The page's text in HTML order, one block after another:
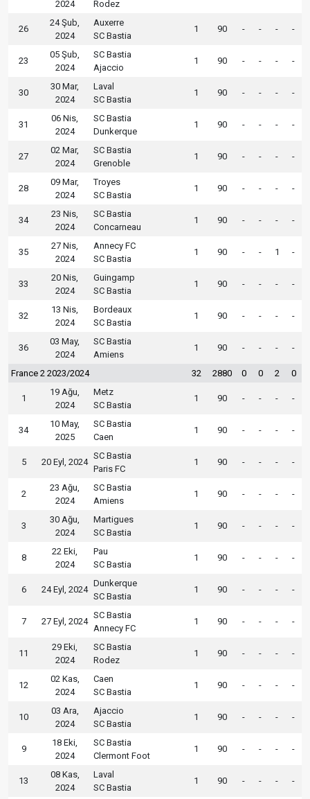
2024 Rodez
26
24 Şub,
2024
Auxerre
SC Bastia
1 90 - - - -
23
05 Şub,
2024
SC Bastia
Ajaccio
1 90 - - - -
30
30 Mar,
2024
Laval
SC Bastia
1 90 - - - -
31
06 Nis,
2024
SC Bastia
Dunkerque
1 90 - - - -
27
02 Mar,
2024
SC Bastia
Grenoble
1 90 - - - -
28
09 Mar,
2024
Troyes
SC Bastia
1 90 - - - -
34
23 Nis,
2024
SC Bastia
Concarneau
1 90 - - - -
35
27 Nis,
2024
Annecy FC
SC Bastia
1 90 - - 1 -
33
20 Nis,
2024
Guingamp
SC Bastia
1 90 - - - -
32
13 Nis,
2024
Bordeaux
SC Bastia
1 90 - - - -
36
03 May,
2024
SC Bastia
Amiens
1 90 - - - -
France 2 2023/2024 32 2880 0 0 2 0
1
19 Ağu,
2024
Metz
SC Bastia
1 90 - - - -
34
10 May,
2025
SC Bastia
Caen
1 90 - - - -
5 20 Eyl, 2024
SC Bastia
Paris FC
1 90 - - - -
2
23 Ağu,
2024
SC Bastia
Amiens
1 90 - - - -
3
30 Ağu,
2024
Martigues
SC Bastia
1 90 - - - -
8
22 Eki,
2024
Pau
SC Bastia
1 90 - - - -
6 24 Eyl, 2024
Dunkerque
SC Bastia
1 90 - - - -
7 27 Eyl, 2024
SC Bastia
Annecy FC
1 90 - - - -
11
29 Eki,
2024
SC Bastia
Rodez
1 90 - - - -
12
02 Kas,
2024
Caen
SC Bastia
1 90 - - - -
10
03 Ara,
2024
Ajaccio
SC Bastia
1 90 - - - -
9
18 Eki,
2024
SC Bastia
Clermont Foot
1 90 - - - -
13
08 Kas,
2024
Laval
SC Bastia
1 90 - - - -